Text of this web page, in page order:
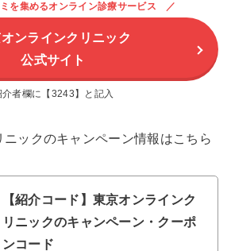
を集めるオンライン診療サービス
ンラインクリニック
公式サイト
介者欄に【3243】と記入
ックのキャンペーン情報はこちら
【紹介コード】東京オンラインク
リニックのキャンペーン・クーポ
ンコード